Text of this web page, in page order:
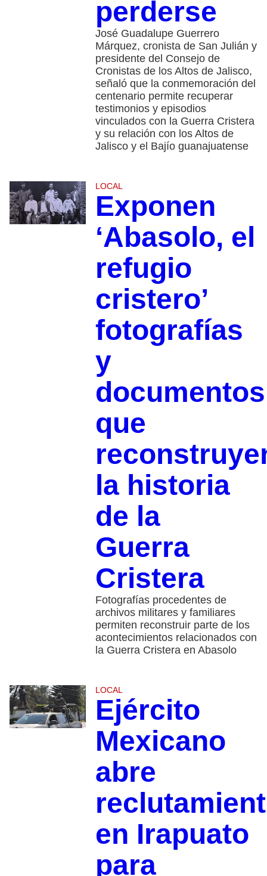
perderse
José Guadalupe Guerrero
Márquez, cronista de San Julián y
presidente del Consejo de
Cronistas de los Altos de Jalisco,
señaló que la conmemoración del
centenario permite recuperar
testimonios y episodios
vinculados con la Guerra Cristera
y su relación con los Altos de
Jalisco y el Bajío guanajuatense
LOCAL
Exponen
‘Abasolo, el
refugio
cristero’
fotografías
y
documentos
que
la historia
de la
Guerra
Cristera
Fotografías procedentes de
archivos militares y familiares
permiten reconstruir parte de los
acontecimientos relacionados con
la Guerra Cristera en Abasolo
LOCAL
Ejército
Mexicano
abre
en Irapuato
para